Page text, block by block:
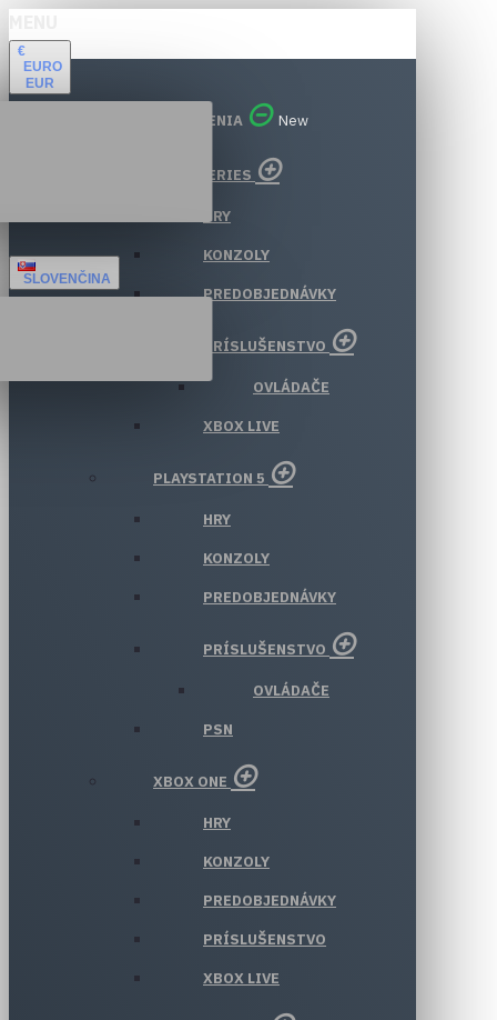
€
EURO
EUR
SLOVENČINA
VŠETKY ODDELENIA New
XBOX SERIES
HRY
KONZOLY
PREDOBJEDNÁVKY
PRÍSLUŠENSTVO
OVLÁDAČE
XBOX LIVE
PLAYSTATION 5
HRY
KONZOLY
PREDOBJEDNÁVKY
PRÍSLUŠENSTVO
OVLÁDAČE
PSN
XBOX ONE
HRY
KONZOLY
PREDOBJEDNÁVKY
PRÍSLUŠENSTVO
XBOX LIVE